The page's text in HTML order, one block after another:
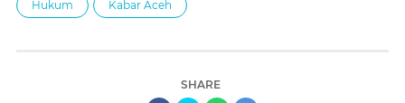
Hukum Kabar Aceh
SHARE